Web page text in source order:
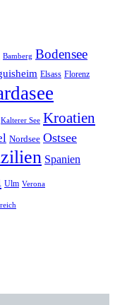
Bamberg Bodensee
Elsass Florenz
Kalterer See Kroatien
Nordsee Ostsee
Spanien
Ulm Verona